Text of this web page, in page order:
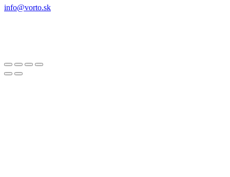
info@vorto.sk